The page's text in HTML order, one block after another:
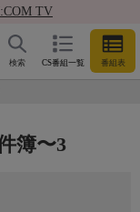
TV
CS番組一覧 番組表
検索
簿〜3